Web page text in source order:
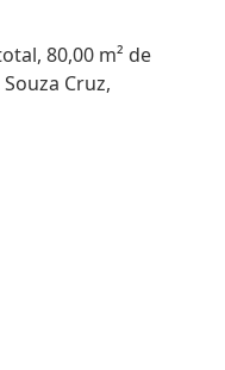
80,00 m² de
Cruz,